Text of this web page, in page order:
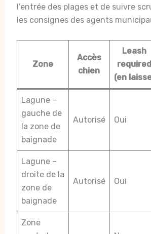
l’entrée des plages et de suivre
les consignes des agents
Zone
Accès
chien
Leash
required
(en
Lagune –
gauche de
la zone de
baignade
Autorisé Oui
Lagune –
droite de la
zone de
baignade
Autorisé Oui
Zone